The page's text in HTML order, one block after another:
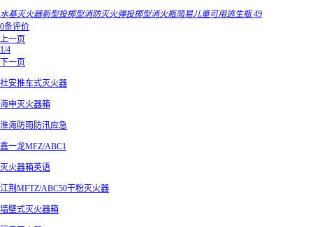
水基灭火器新型投掷型消防灭火弹投掷型消火瓶简易儿童可用逃生瓶 49
0条评价
上一页
1/4
下一页
社安推车式灭火器
海申灭火器箱
淮海防雨防汛应急
鑫一龙MFZ/ABC1
灭火器箱英语
江荆MFTZ/ABC50干粉灭火器
墙壁式灭火器箱